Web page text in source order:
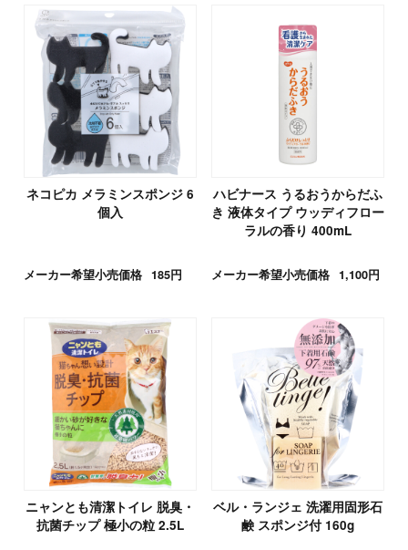
ネコピカ メラミンスポンジ 6
個入
メーカー希望小売価格 185円
ハビナース うるおうからだふ
き 液体タイプ ウッディフロー
ラルの香り 400mL
メーカー希望小売価格 1,100円
ニャンとも清潔トイレ 脱臭・
抗菌チップ 極小の粒 2.5L
ベル・ランジェ 洗濯用固形石
鹸 スポンジ付 160g